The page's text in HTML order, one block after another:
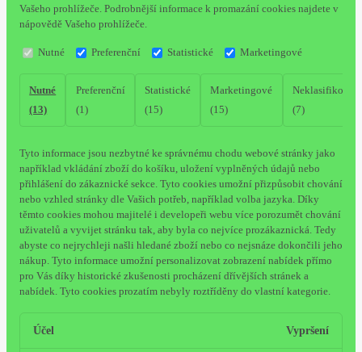
Vašeho prohlížeče. Podrobnější informace k promazání cookies najdete v
nápovědě Vašeho prohlížeče.
Nutné Preferenční Statistické Marketingové
Nutné
(13)
Preferenční
(1)
Statistické
(15)
Marketingové
(15)
(7)
Tyto informace jsou nezbytné ke správnému chodu webové stránky jako
například vkládání zboží do košíku, uložení vyplněných údajů nebo
přihlášení do zákaznické sekce. Tyto cookies umožní přizpůsobit chování
nebo vzhled stránky dle Vašich potřeb, například volba jazyka. Díky
těmto cookies mohou majitelé i developeři webu více porozumět chování
uživatelů a vyvijet stránku tak, aby byla co nejvíce prozákaznická. Tedy
abyste co nejrychleji našli hledané zboží nebo co nejsnáze dokončili jeho
nákup. Tyto informace umožní personalizovat zobrazení nabídek přímo
pro Vás díky historické zkušenosti procházení dřívějších stránek a
nabídek. Tyto cookies prozatím nebyly roztříděny do vlastní kategorie.
Účel Vypršení